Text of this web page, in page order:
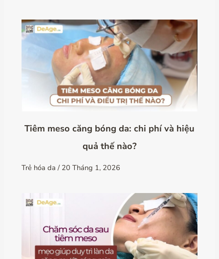
Tiêm meso căng bóng da: chi phí và hiệu
quả thế nào?
Trẻ hóa da / 20 Tháng 1, 2026